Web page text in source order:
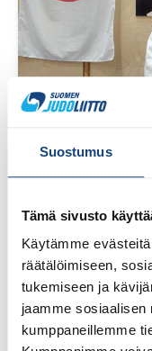
Suostumus
Tämä sivusto
Käytämme
räätälöimiseen,
tukemiseen ja
jaamme sosiaalisen
kumppaneillemme
1.8.2026
Pentti